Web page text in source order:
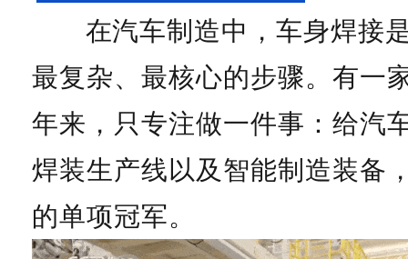
在汽车制造中，车身焊接
最复杂、最核心的步骤。有一
年来，只专注做一件事：给汽
焊装生产线以及智能制造装备
的单项冠军。